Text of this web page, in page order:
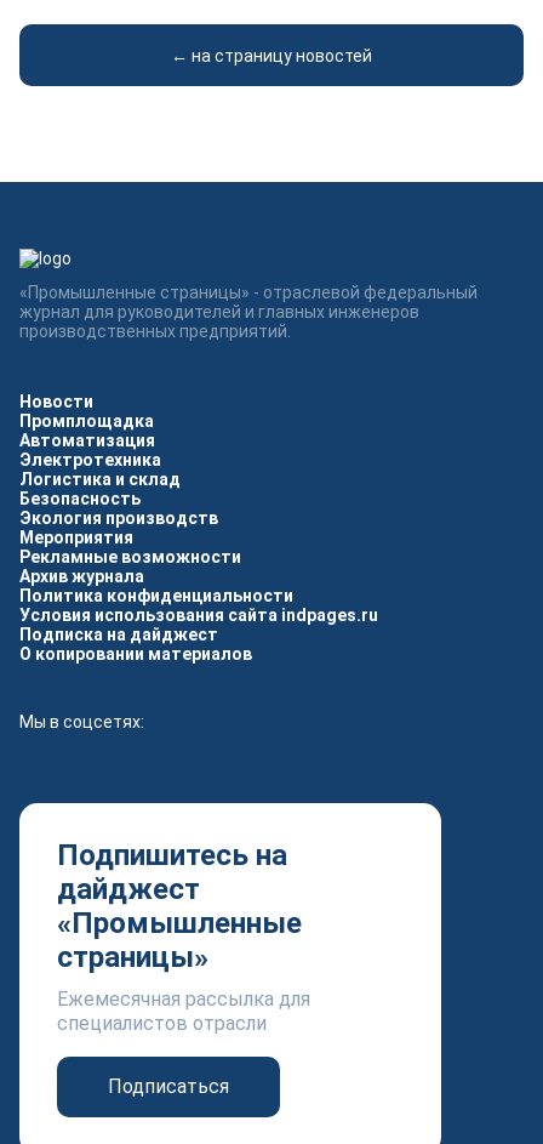
← на страницу новостей
Новости
Промплощадка
Автоматизация
Электротехника
Логистика и склад
Безопасность
Экология производств
Мероприятия
Рекламные возможности
Архив журнала
Политика конфиденциальности
Условия использования сайта indpages.ru
Подписка на дайджест
О копировании материалов
Мы в соцсетях:
Подпишитесь на
дайджест
«Промышленные
страницы»
Ежемесячная рассылка для
специалистов отрасли
Подписаться
«Промышленные страницы» - отраслевой федеральный
журнал для руководителей и главных инженеров
производственных предприятий.